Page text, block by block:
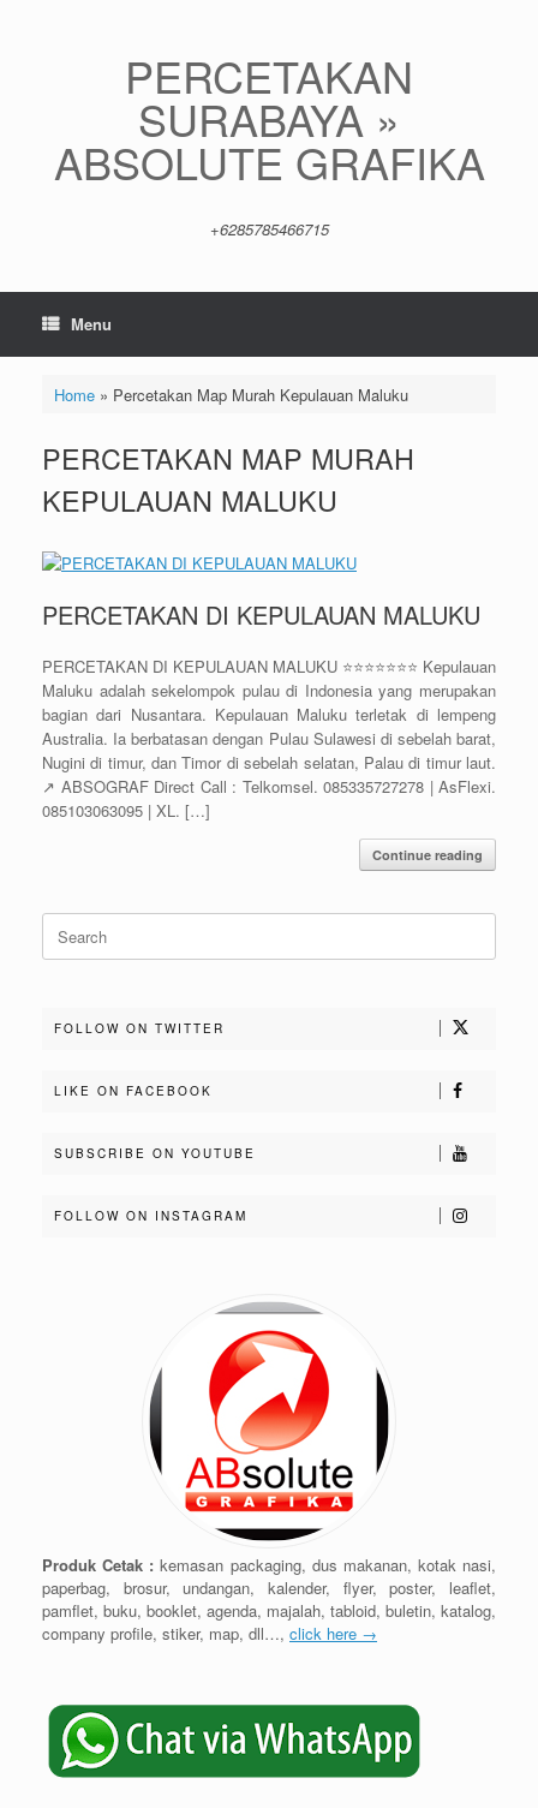
PERCETAKAN
SURABAYA »
ABSOLUTE GRAFIKA
+6285785466715
Menu
Home» Percetakan Map Murah Kepulauan Maluku
PERCETAKAN MAP MURAH
KEPULAUAN MALUKU
PERCETAKAN DI KEPULAUAN MALUKU
PERCETAKAN DI KEPULAUAN MALUKU ⭐⭐⭐⭐⭐⭐⭐ Kepulauan
Maluku adalah sekelompok pulau di Indonesia yang merupakan
bagian dari Nusantara. Kepulauan Maluku terletak di lempeng
Australia. Ia berbatasan dengan Pulau Sulawesi di sebelah barat,
Nugini di timur, dan Timor di sebelah selatan, Palau di timur laut.
↗️ ABSOGRAF Direct Call : Telkomsel. 085335727278 | AsFlexi.
085103063095 | XL. […]
Continue reading
Search
for:
FOLLOW ON TWITTER
LIKE ON FACEBOOK
SUBSCRIBE ON YOUTUBE
FOLLOW ON INSTAGRAM
Produk Cetak : kemasan packaging, dus makanan, kotak nasi,
paperbag, brosur, undangan, kalender, flyer, poster, leaflet,
pamflet, buku, booklet, agenda, majalah, tabloid, buletin, katalog,
company profile, stiker, map, dll…, click here →